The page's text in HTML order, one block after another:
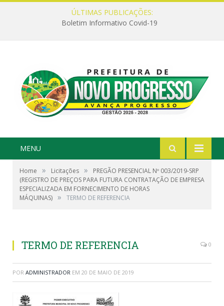
ÚLTIMAS PUBLICAÇÕES:
Boletim Informativo Covid-19
MENU
Home » Licitações »
PREGÃO PRESENCIAL Nº 003/2019-SRP
(REGISTRO DE PREÇOS PARA FUTURA CONTRATAÇÃO DE EMPRESA
ESPECIALIZADA EM FORNECIMENTO DE HORAS
MÁQUINAS) » TERMO DE REFERENCIA
TERMO DE REFERENCIA 0
POR ADMINISTRADOR EM 20 DE MAIO DE 2019